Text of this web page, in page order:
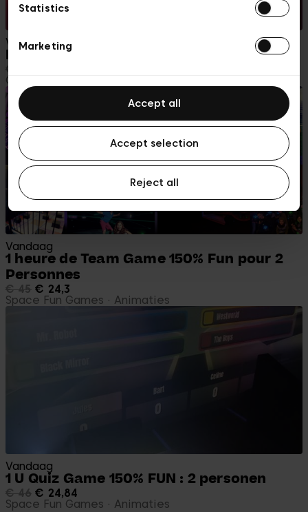
Statistics
Marketing
Accept all
Accept selection
Reject all
Vandaag
La fille dans les nuages
Cinéma Galeries
Vandaag
1 heure de Team Game 150% Fun pour 2
Personnes
€ 45 € 24,3
Space Fun Games
Animaties
Vandaag
1 U Quiz Game 150% FUN : 2 personen
€ 46 € 24,84
Space Fun Games
Animaties